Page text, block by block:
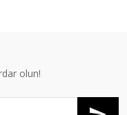
olun!